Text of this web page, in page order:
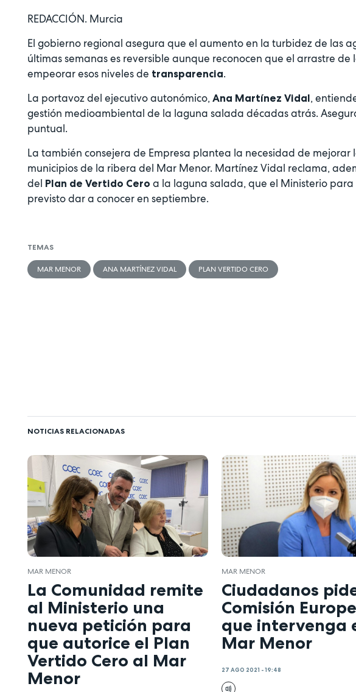
REDACCIÓN. Murcia
El gobierno regional asegura que el aumento en la turbidez de las
últimas semanas es reversible aunque reconocen que el arrastre de
empeorar esos niveles de transparencia.
La portavoz del ejecutivo autonómico, Ana Martínez Vidal,
gestión medioambiental de la laguna salada décadas atrás.
puntual.
La también consejera de Empresa plantea la necesidad de mejorar
municipios de la ribera del Mar Menor. Martínez Vidal reclama,
del Plan de Vertido Cero a la laguna salada, que el Ministerio para
previsto dar a conocer en septiembre.
TEMAS
MAR MENOR ANA MARTÍNEZ VIDAL PLAN VERTIDO CERO
NOTICIAS RELACIONADAS
MAR MENOR
La Comunidad remite
al Ministerio una
nueva petición para
que autorice el Plan
Vertido Cero al Mar
Menor
MAR MENOR
Ciudadanos
Comisión
que intervenga
Mar Menor
27 AGO 2021 - 19:48